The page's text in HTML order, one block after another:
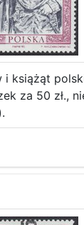
książąt
za 50 zł.,